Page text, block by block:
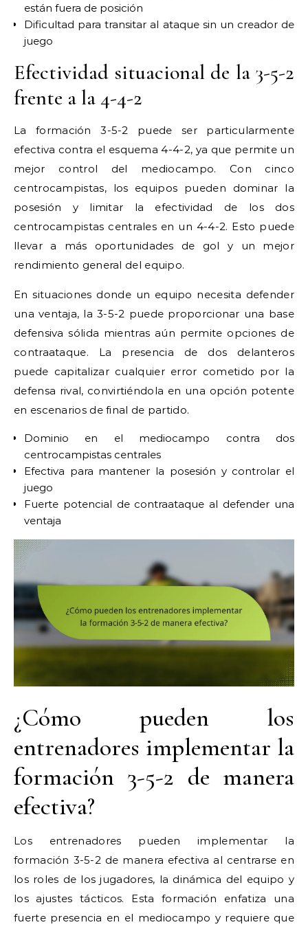
están fuera de posición
Dificultad para transitar al ataque sin un creador de
juego
Efectividad situacional de la 3-5-2
frente a la 4-4-2
La formación 3-5-2 puede ser particularmente
efectiva contra el esquema 4-4-2, ya que permite un
mejor control del mediocampo. Con cinco
centrocampistas, los equipos pueden dominar la
posesión y limitar la efectividad de los dos
centrocampistas centrales en un 4-4-2. Esto puede
llevar a más oportunidades de gol y un mejor
rendimiento general del equipo.
En situaciones donde un equipo necesita defender
una ventaja, la 3-5-2 puede proporcionar una base
defensiva sólida mientras aún permite opciones de
contraataque. La presencia de dos delanteros
puede capitalizar cualquier error cometido por la
defensa rival, convirtiéndola en una opción potente
en escenarios de final de partido.
Dominio en el mediocampo contra dos
centrocampistas centrales
Efectiva para mantener la posesión y controlar el
juego
Fuerte potencial de contraataque al defender una
ventaja
¿Cómo pueden los
entrenadores implementar la
formación 3-5-2 de manera
efectiva?
Los entrenadores pueden implementar la
formación 3-5-2 de manera efectiva al centrarse en
los roles de los jugadores, la dinámica del equipo y
los ajustes tácticos. Esta formación enfatiza una
fuerte presencia en el mediocampo y requiere que